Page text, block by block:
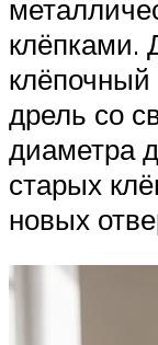
клёпками.
клёпочный
дрель со
диаметра
старых
новых